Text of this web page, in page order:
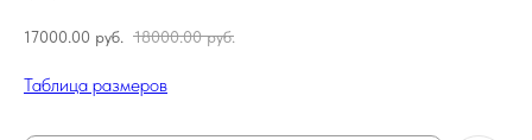
17000.00 руб. 18000.00 руб.
Таблица размеров